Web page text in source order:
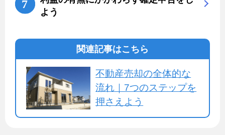
よう
関連記事はこちら
不動産売却の全体的な
流れ｜7つのステップを
押さえよう